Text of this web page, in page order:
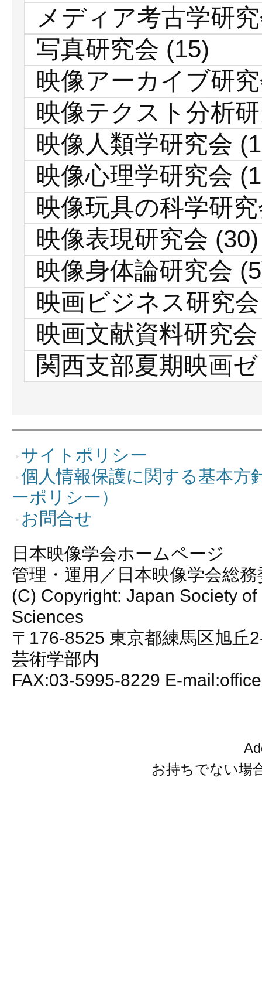
メディア考古学研
写真研究会 (15)
映像アーカイブ研
映像テクスト分析
映像人類学研究会
映像心理学研究会
映像玩具の科学研
映像表現研究会 (30)
映像身体論研究会
映画ビジネス研究会
映画文献資料研究会
関西支部夏期映画
サイトポリシー
個人情報保護に関する基本方
ーポリシー）
お問合せ
日本映像学会ホームページ
管理・運用／日本映像学会総
(C) Copyright: Japan Society of
Sciences
〒176-8525 東京都練馬区旭丘
芸術学部内
FAX:03-5995-8229 E-
お持ちでない場